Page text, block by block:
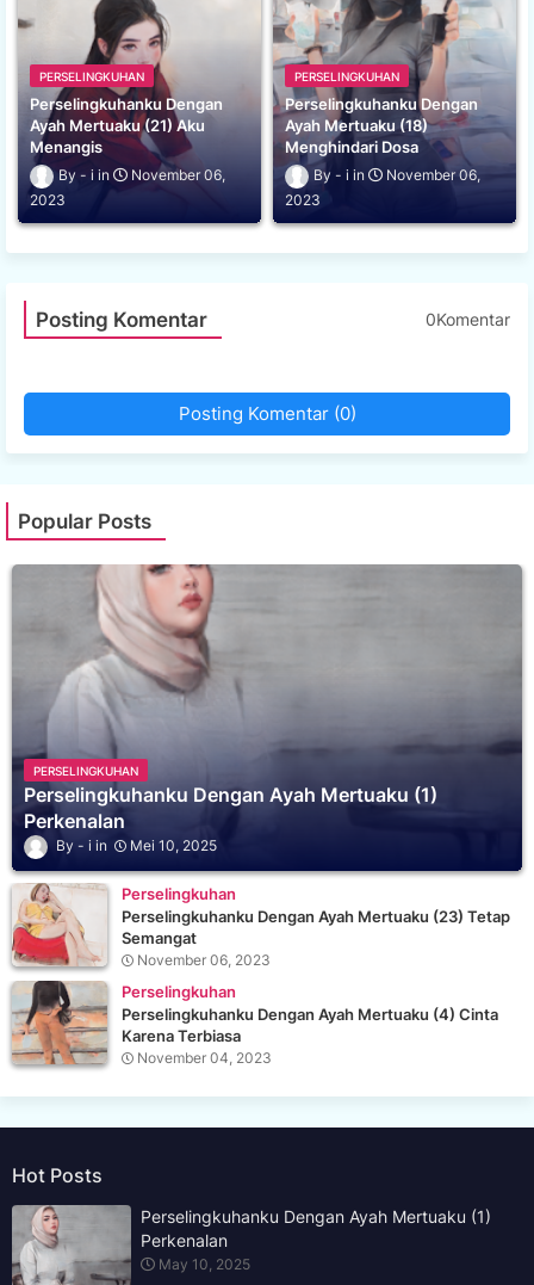
PERSELINGKUHAN
Perselingkuhanku Dengan
Ayah Mertuaku (21) Aku
Menangis
i
November 06,
2023
PERSELINGKUHAN
Perselingkuhanku Dengan
Ayah Mertuaku (18)
Menghindari Dosa
i
November 06,
2023
Posting Komentar 0Komentar
Posting Komentar (0)
Popular Posts
PERSELINGKUHAN
Perselingkuhanku Dengan Ayah Mertuaku (1)
Perkenalan
i Mei 10, 2025
Perselingkuhan
Perselingkuhanku Dengan Ayah Mertuaku (23) Tetap
Semangat
November 06, 2023
Perselingkuhan
Perselingkuhanku Dengan Ayah Mertuaku (4) Cinta
Karena Terbiasa
November 04, 2023
Hot Posts
Perselingkuhanku Dengan Ayah Mertuaku (1)
Perkenalan
May 10, 2025